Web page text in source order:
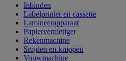
Inbinden
Labelprinter en cassette
Lamineerapparaat
Papiervernietiger
Rekenmachine
Snijden en knippen
Vouwmachine